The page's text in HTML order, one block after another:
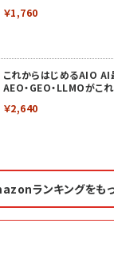
￥1,760
これからはじめるAIO
AEO・GEO・LLMOがこ
￥2,640
ランキングをも